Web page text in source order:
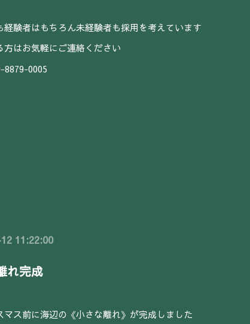
経験者はもちろん未経験者も採用を考えています
方はお気軽にご連絡ください
0005
11:22:00
れ完成
マス前に海辺の《小さな離れ》が完成しました